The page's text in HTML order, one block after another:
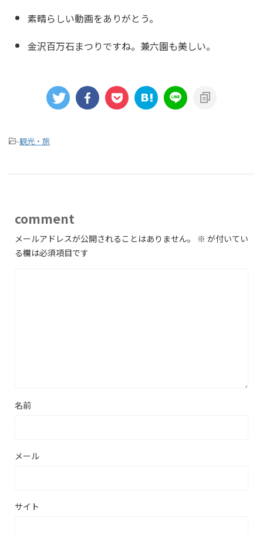
素晴らしい動画をありがとう。
金沢百万石まつりですね。兼六園も美しい。
-観光・旅
comment
メールアドレスが公開されることはありません。 ※ が付いてい
る欄は必須項目です
名前
メール
サイト